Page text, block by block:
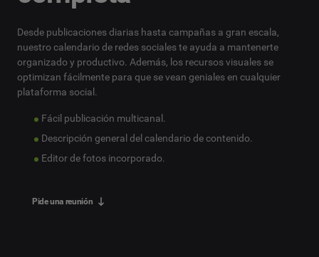
Desde publicaciones diarias hasta campañas a gran escala,
nuestro calendario de redes sociales te ayuda a mantenerte
organizado y productivo. Además, los recursos visuales se
optimizan fácilmente para que se vean geniales en cualquier
plataforma social.
Fácil publicación multicanal.
Descripción general del calendario de contenido.
Editor de fotos incorporado.
Pide una reunión